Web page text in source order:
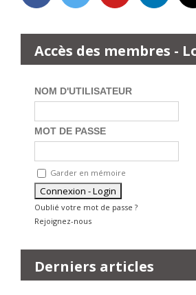
Accès des membres -
NOM D'UTILISATEUR
MOT DE PASSE
Garder en mémoire
Oublié votre mot de passe ?
Rejoignez-nous
Derniers articles